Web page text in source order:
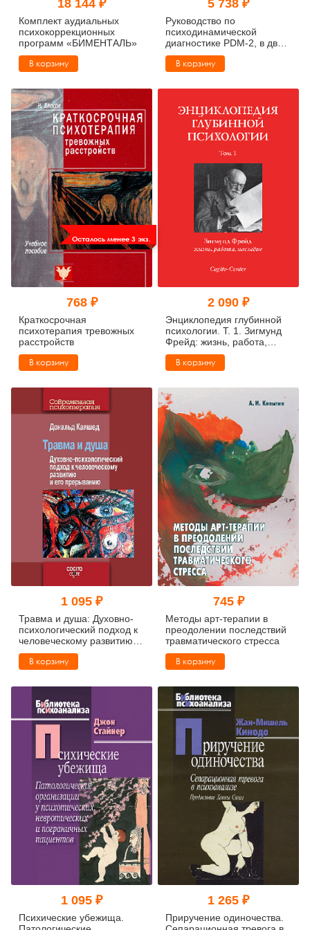
18 144 ₽
Комплект аудиальных
психокоррекционных
программ «БИМЕНТАЛЬ»
В корзину
5 738 ₽
Руководство по
психодинамической
диагностике PDM-2, в двух
томах
В корзину
Осталось менее 3 экз.
768 ₽
Краткосрочная
психотерапия тревожных
расстройств
В корзину
2 090 ₽
Энциклопедия глубинной
психологии. Т. 1. Зигмунд
Фрейд: жизнь, работа,
наследие
В корзину
1 095 ₽
Травма и душа: Духовно-
психологический подход к
человеческому развитию и
его прерыванию
В корзину
745 ₽
Методы арт-терапии в
преодолении последствий
травматического стресса
В корзину
1 095 ₽
Психические убежища.
1 265 ₽
Приручение одиночества.